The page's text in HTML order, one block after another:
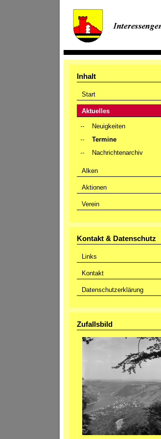
Inhalt
Start
Aktuelles
Neuigkeiten
Termine
Nachrichtenarchiv
Alken
Aktionen
Verein
Kontakt & Datenschutz
Links
Kontakt
Datenschutzerklärung
Zufallsbild